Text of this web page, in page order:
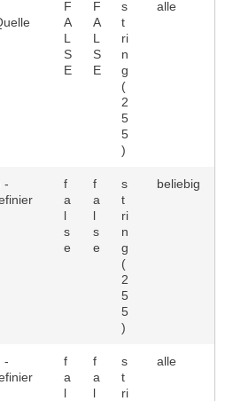
F
A
L
S
E
F
A
L
S
E
s
t
ri
n
g
(
2
5
5
)
alle
-
f
a
l
s
e
f
a
l
s
e
s
t
ri
n
g
(
2
5
5
)
beliebig
-
f
a
l
f
a
l
s
t
ri
alle